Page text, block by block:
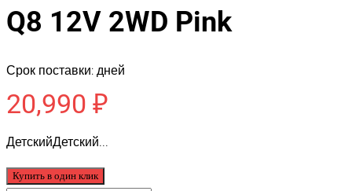
Q8 12V 2WD Pink
Срок поставки: дней
20,990 ₽
ДетскийДетский...
Купить в один клик